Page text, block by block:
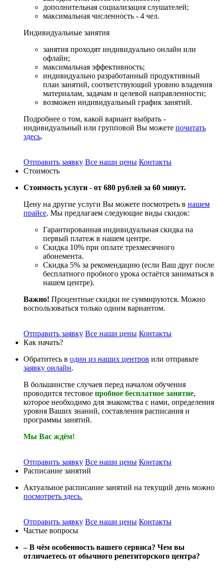
дополнительная социализация слушателей;
максимальная численность - 4 чел.
Индивидуальные занятия
занятия проходят индивидуально онлайн или
офлайн;
максимальная эффективность;
индивидуально разработанный продуктивный
план занятий, соответствующий уровню владения
материалам, задачам и целевой направленности;
возможен индивидуальный график занятий.
Подробнее о том, какой вариант выбрать -
индивидуальный или групповой Вы можете почитать
здесь.
Отправить заявку Все наши цены Контакты
Стоимость
Стоимость услуги - от 680 рублей за 60 минут.
Цену на другие услуги Вы можете посмотреть в нашем
прайсе. Мы предлагаем следующие виды скидок:
Гарантированная индивидуальная скидка на
первый платеж в нашем центре.
Скидка 10% при оплате трехмесячного
абонемента.
Скидка 5% за рекомендацию (если Ваш друг после
бесплатного пробного урока остаётся заниматься в
нашем центре).
Важно! Процентные скидки не суммируются. Можно
воспользоваться только одним вариантом.
Отправить заявку Все наши цены Контакты
Как начать?
Обратитесь в один из наших центров или отправьте
заявку онлайн.
В большинстве случаев перед началом обучения
проводится тестовое пробное бесплатное занятие,
которое необходимо для знакомства с нами, определения
уровня Ваших знаний, составления расписания и
программы занятий.
Мы Вас ждём!
Отправить заявку Все наши цены Контакты
Расписание занятий
Актуальное расписание занятий на текущий день можно
посмотреть здесь.
Отправить заявку Все наши цены Контакты
Частые вопросы
– В чём особенность вашего сервиса? Чем вы
отличаетесь от обычного репетиторского центра?